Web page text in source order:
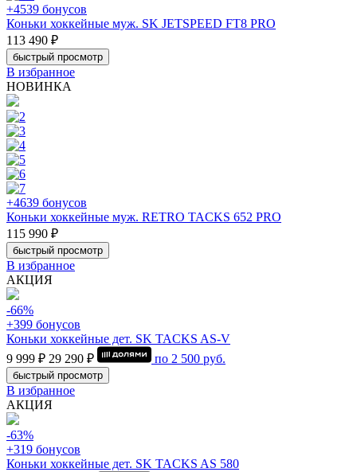
+4539 бонусов
Коньки хоккейные муж. SK JETSPEED FT8 PRO
113 490 ₽
быстрый просмотр
В избранное
НОВИНКА
+4639 бонусов
Коньки хоккейные муж. RETRO TACKS 652 PRO
115 990 ₽
быстрый просмотр
В избранное
АКЦИЯ
-66%
+399 бонусов
Коньки хоккейные дет. SK TACKS AS-V
9 999 ₽ 29 290 ₽ по 2 500 руб.
быстрый просмотр
В избранное
АКЦИЯ
-63%
+319 бонусов
Коньки хоккейные дет. SK TACKS AS 580